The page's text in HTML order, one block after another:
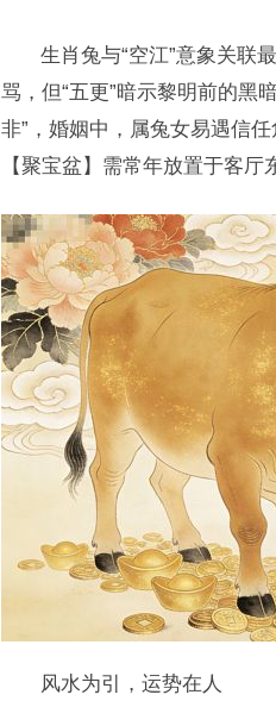
生肖兔与“空江”意象关联
骂，但“五更”暗示黎明前的
非”，婚姻中，属兔女易遇信
【聚宝盆】需常年放置于客厅
风水为引，运势在人